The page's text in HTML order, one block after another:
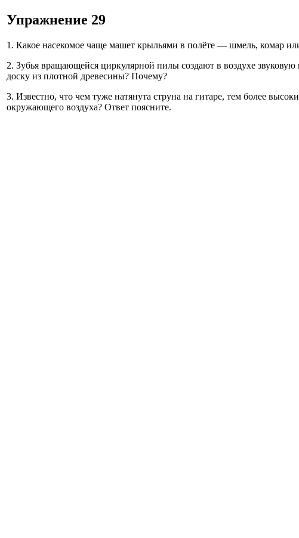
Упражнение 29
1. Какое насекомое чаще машет крыльями в полёте — шмель, комар
2. Зубья вращающейся циркулярной пилы создают в воздухе звуковую
доску из плотной древесины? Почему?
3. Известно, что чем туже натянута струна на гитаре, тем более
окружающего воздуха? Ответ поясните.